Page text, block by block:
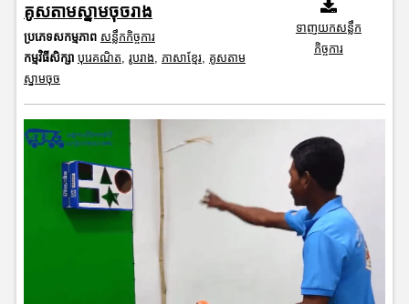
គូសតាមស្នាមចុចរាង
ប្រភេទសកម្មភាព សន្លឹកកិច្ចការ
កម្មវិធីសិក្សា បុរេគណិត រូបរាង ភាសាខ្មែរ, គូសតាម
ស្នាមចុច
ទាញយកសន្លឹក
កិច្ចការ